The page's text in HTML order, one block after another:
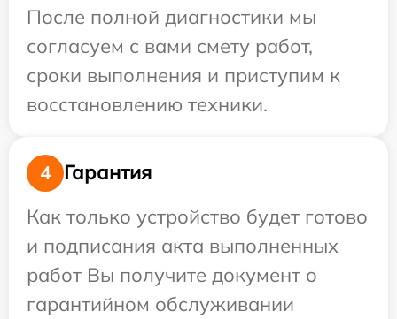
После полной диагностики мы
согласуем с вами смету работ,
сроки выполнения и приступим к
восстановлению техники.
4
Гарантия
Как только устройство будет готово
и подписания акта выполненных
работ Вы получите документ о
гарантийном обслуживании